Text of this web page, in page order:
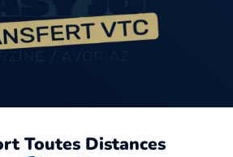
Toutes Distances